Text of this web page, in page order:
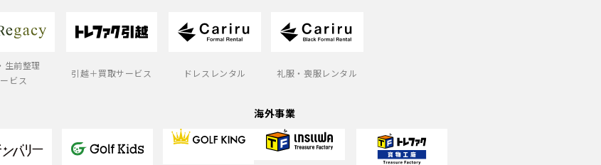
生前整理
ビス
引越＋買取サービス ドレスレンタル 礼服・喪服レンタル
海外事業